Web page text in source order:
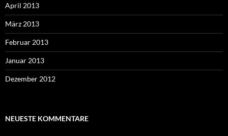
April 2013
März 2013
Februar 2013
Januar 2013
Dezember 2012
NEUESTE KOMMENTARE